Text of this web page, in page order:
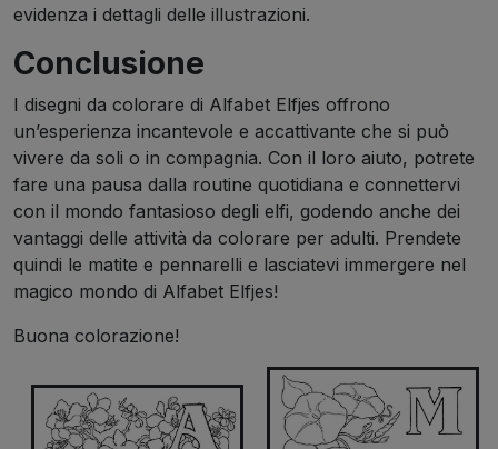
evidenza i dettagli delle illustrazioni.
Conclusione
I disegni da colorare di Alfabet Elfjes offrono
un’esperienza incantevole e accattivante che si può
vivere da soli o in compagnia. Con il loro aiuto, potrete
fare una pausa dalla routine quotidiana e connettervi
con il mondo fantasioso degli elfi, godendo anche dei
vantaggi delle attività da colorare per adulti. Prendete
quindi le matite e pennarelli e lasciatevi immergere nel
magico mondo di Alfabet Elfjes!
Buona colorazione!